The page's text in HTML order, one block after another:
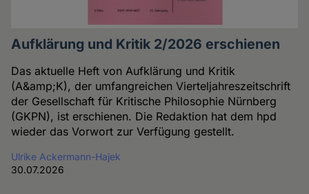
Aufklärung und Kritik 2/2026 erschienen
Das aktuelle Heft von Aufklärung und Kritik
(A&amp;K), der umfangreichen Vierteljahreszeitschrift
der Gesellschaft für Kritische Philosophie Nürnberg
(GKPN), ist erschienen. Die Redaktion hat dem hpd
wieder das Vorwort zur Verfügung gestellt.
Ulrike Ackermann-Hajek
30.07.2026